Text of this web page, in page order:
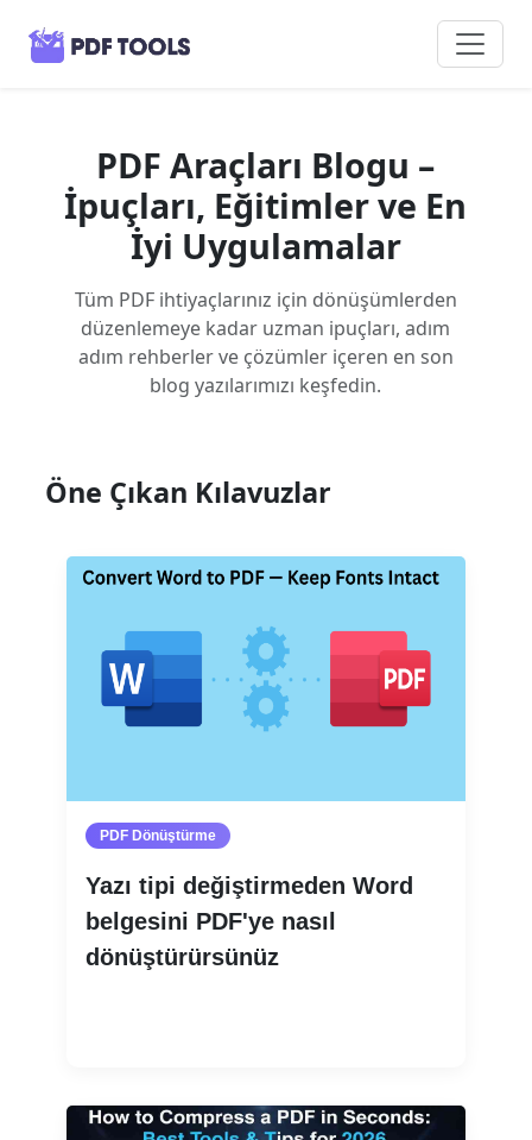
PDF Araçları Blogu –
İpuçları, Eğitimler ve En
İyi Uygulamalar
Tüm PDF ihtiyaçlarınız için dönüşümlerden
düzenlemeye kadar uzman ipuçları, adım
adım rehberler ve çözümler içeren en son
blog yazılarımızı keşfedin.
Öne Çıkan Kılavuzlar
PDF Dönüştürme
Yazı tipi değiştirmeden Word
belgesini PDF'ye nasıl
dönüştürürsünüz